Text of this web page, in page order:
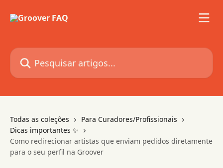
Pesquisar artigos...
Todas as coleções
Para Curadores/Profissionais
Dicas importantes ✨
Como redirecionar artistas que enviam pedidos diretamente
para o seu perfil na Groover